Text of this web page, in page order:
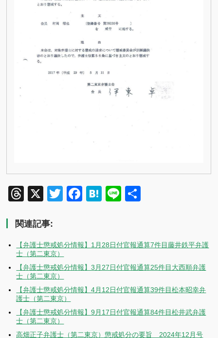
Threads
X TwitterFacebook
Hatena
Line
関連記事:
【弁護士懲戒処分情報】1月28日付官報通算7件目藤井鉄平弁護
士（第二東京）
【弁護士懲戒処分情報】3月27日付官報通算25件目大西順弁護
士（第二東京）
【弁護士懲戒処分情報】4月12日付官報通算39件目松本昭幸弁
護士（第二東京）
【弁護士懲戒処分情報】9月17日付官報通算84件目松井武弁護
士（第二東京）
高畑正子弁護士（第二東京）懲戒処分の要旨 2024年12月号